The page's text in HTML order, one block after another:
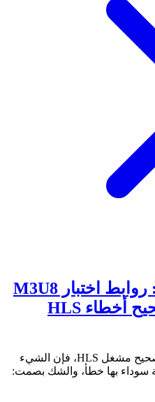
وداعًا للشاشة السوداء: روابط اختبار M3U8
الأكثر اكتمالاً ودليل تصحيح أخطاء HLS
في كل مرة تقوم فيها بتطوير أو تصحيح مشغل HLS، فإن الشيء
سوداء بها خطأ، والشك بصمت: